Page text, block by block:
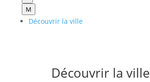
M
Découvrir la ville
Découvrir la ville